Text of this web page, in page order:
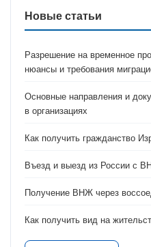
Новые статьи
Разрешение на временное
нюансы и требования
Основные направления и
в организациях
Как получить гражданство
Въезд и выезд из России с
Получение ВНЖ через
Как получить вид на